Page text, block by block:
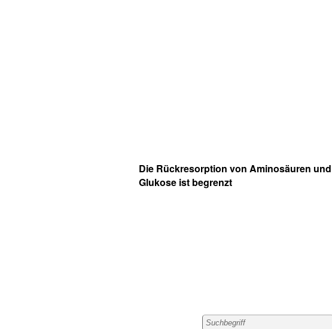
Die Rückresorption von Aminosäuren und
Glukose ist begrenzt